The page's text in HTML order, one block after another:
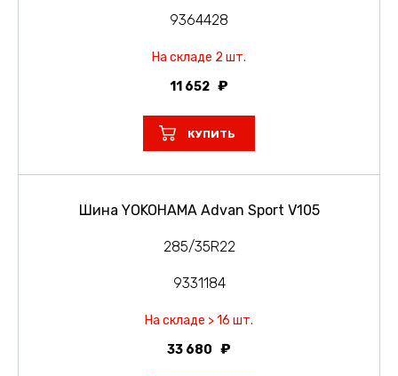
9364428
На складе 2 шт.
11 652
КУПИТЬ
Шина YOKOHAMA Advan Sport V105
285/35R22
9331184
На складе > 16 шт.
33 680